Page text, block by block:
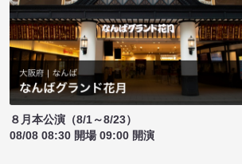
８月本公演（8/1～8/23）
08/08 08:30 開場 09:00 開演